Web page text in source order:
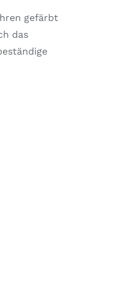
gefärbt
das